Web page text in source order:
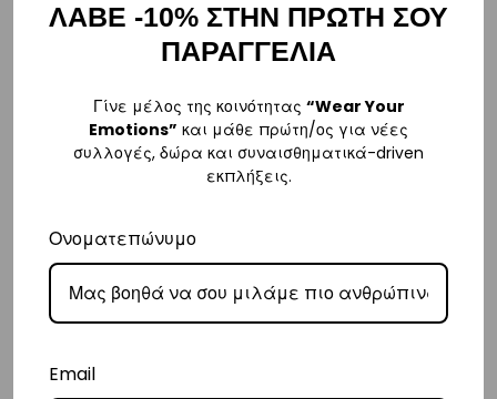
– Η συνεργαζόμενη εταιρεία ταχυμεταφορών,Courier Center
αναλάβει την παράδοσή σας.
– Οι χρόνοι παράδοσης συνήθως κυμαίνονται από 1-3 εργάσιμες
Ελλάδα με extra χρέωση €2.
Κύπρος
– Τα έξοδα αποστολής για Κύπρο είναι στα€16.
ΛΑΒΕ -10% ΣΤΗΝ ΠΡΩΤΗ ΣΟΥ
ΠΑΡΑΓΓΕΛΙΑ
Γίνε μέλος της κοινότητας “Wear Your
Emotions” και μάθε πρώτη/ος για νέες
συλλογές, δώρα και συναισθηματικά-driven
εκπλήξεις.
Ονοματεπώνυμο
Email